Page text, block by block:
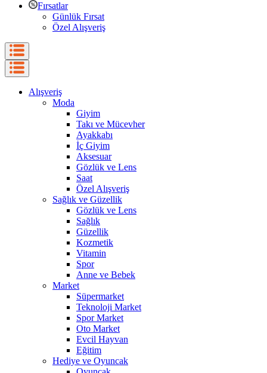
Fırsatlar
Günlük Fırsat
Özel Alışveriş
Alışveriş
Moda
Giyim
Takı ve Mücevher
Ayakkabı
İç Giyim
Aksesuar
Gözlük ve Lens
Saat
Özel Alışveriş
Sağlık ve Güzellik
Gözlük ve Lens
Sağlık
Güzellik
Kozmetik
Vitamin
Spor
Anne ve Bebek
Market
Süpermarket
Teknoloji Market
Spor Market
Oto Market
Evcil Hayvan
Eğitim
Hediye ve Oyuncak